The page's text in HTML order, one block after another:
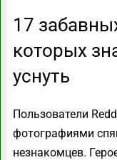
17
которых
уснуть
Пользователи
фотографиями
незнакомцев.